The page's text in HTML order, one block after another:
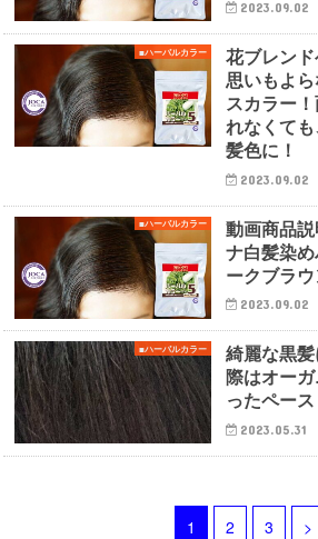
2023.09.02
■ハーバルカラー
花ブレン
思いもよ
スカラー
れなくて
髪色に！
2023.09.02
■ハーバルカラー
動画商品
ナ白髪染
ークブラ
2023.09.02
■ハーバルカラー
綺麗な黒
際はオー
ったペー
2023.05.31
1 2 3 >